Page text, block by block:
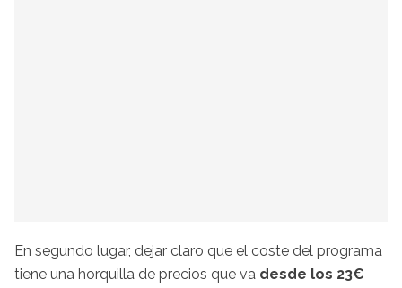
En segundo lugar, dejar claro que el coste del programa
tiene una horquilla de precios que va desde los 23€